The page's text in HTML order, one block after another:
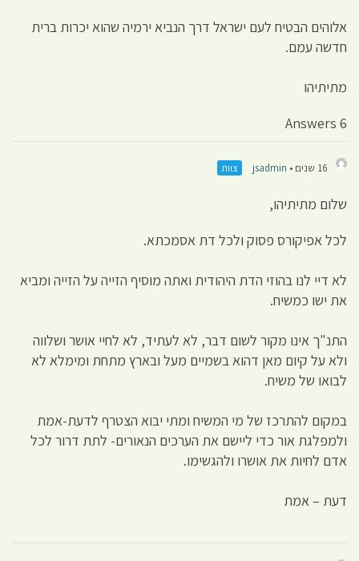
אלוהים הבטיח לעם ישראל דרך הנביא ירמיה שהוא יכרות ברית
חדשה עמם.
מתיתיהו
6 Answers
16 שנים • jsadmin צוות
שלום מתיתיהו,
לכל אפיקורס פסוק ולכל דת אסמכתא.
לא דיי לנו בהוזי הדת היהודית ואתה מוסיף הזייה על הזייה ומביא
את ישו כמשיח.
התנ"ך אינו מקור לשום דבר, לא לעתיד, לא לחיי אושר ושלווה
ולא על קיום מאן דהוא בשמיים מעל ובארץ מתחת ומימלא לא
לבואו של משיח.
במקום להתרכז של מי המשיח ומתי יבוא הצטרף לדעת-אמת
ולמפלגת אור כדי ליישם את הערכים הנאורים- לתת דרור לכל
אדם לחיות את אושרו ולהגשימו.
דעת – אמת